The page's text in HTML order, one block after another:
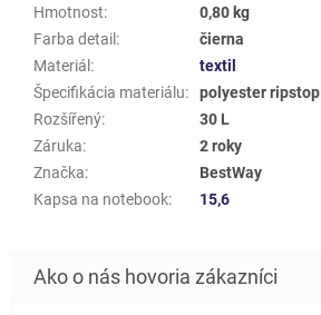
Hmotnost:
0,80 kg
Farba detail :
čierna
Materiál :
textil
Špecifikácia materiálu:
polyester ripstop
Rozšířený:
30 L
Záruka:
2 roky
Značka:
BestWay
Kapsa na notebook: 15,6